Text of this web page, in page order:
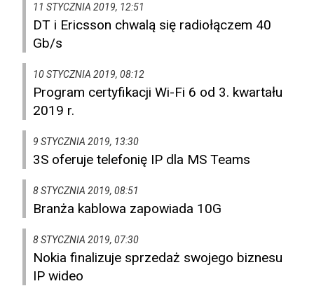
11 STYCZNIA 2019, 12:51
DT i Ericsson chwalą się radiołączem 40
Gb/s
10 STYCZNIA 2019, 08:12
Program certyfikacji Wi-Fi 6 od 3. kwartału
2019 r.
9 STYCZNIA 2019, 13:30
3S oferuje telefonię IP dla MS Teams
8 STYCZNIA 2019, 08:51
Branża kablowa zapowiada 10G
8 STYCZNIA 2019, 07:30
Nokia finalizuje sprzedaż swojego biznesu
IP wideo